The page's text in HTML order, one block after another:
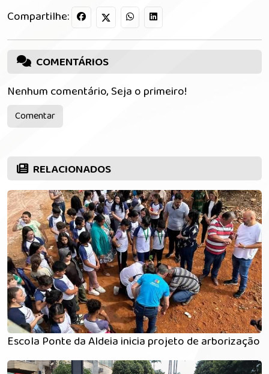
Compartilhe:
COMENTÁRIOS
Nenhum comentário, Seja o primeiro!
Comentar
RELACIONADOS
Escola Ponte da Aldeia inicia projeto de arborização